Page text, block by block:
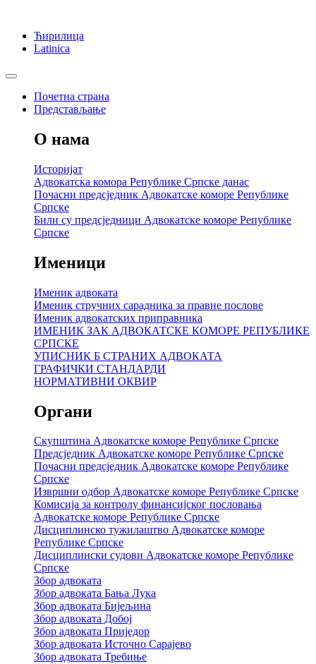
Ћирилица
Latinica
Почетна страна
Представљање
О нама
Историјат
Адвокатска комора Републике Српске данас
Почасни предсједник Адвокатске коморе Републике
Српске
Били су предсједници Адвокатске коморе Републике
Српске
Именици
Именик адвоката
Именик стручних сарадника за правне послове
Именик адвокатских приправника
ИМЕНИК ЗАК АДВОКАТСКЕ КОМОРЕ РЕПУБЛИКЕ
СРПСКЕ
УПИСНИК Б СТРАНИХ АДВОКАТА
ГРАФИЧКИ СТАНДАРДИ
НОРМАТИВНИ ОКВИР
Органи
Скупштина Адвокатске коморе Републике Српске
Предсједник Адвокатске коморе Републике Српске
Почасни предсједник Адвокатске коморе Републике
Српске
Извршни одбор Адвокатске коморе Републике Српске
Комисија за контролу финансијског пословања
Адвокатске коморе Републике Српске
Дисциплинско тужилаштво Адвокатске коморе
Републике Српске
Дисциплински судови Адвокатске коморе Републике
Српске
Збор адвоката
Збор адвоката Бања Лука
Збор адвоката Бијељина
Збор адвоката Добој
Збор адвоката Приједор
Збор адвоката Источно Сарајево
Збор адвоката Требиње